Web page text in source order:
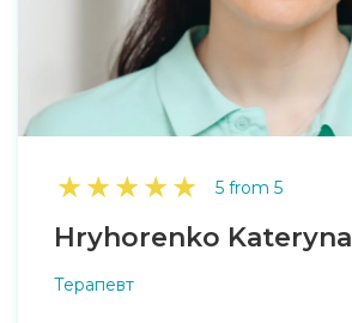
★★★★★ 5 from 5
Hryhorenko Kateryna
Терапевт